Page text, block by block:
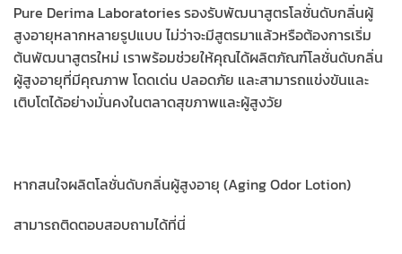
Pure Derima Laboratories รองรับพัฒนาสูตรโลชั่นดับกลิ่นผู้
สูงอายุหลากหลายรูปแบบ ไม่ว่าจะมีสูตรมาแล้วหรือต้องการเริ่ม
ต้นพัฒนาสูตรใหม่ เราพร้อมช่วยให้คุณได้ผลิตภัณฑ์โลชั่นดับกลิ่น
ผู้สูงอายุที่มีคุณภาพ โดดเด่น ปลอดภัย และสามารถแข่งขันและ
เติบโตได้อย่างมั่นคงในตลาดสุขภาพและผู้สูงวัย
หากสนใจผลิตโลชั่นดับกลิ่นผู้สูงอายุ (Aging Odor Lotion)
สามารถติดตอบสอบถามได้ที่นี่